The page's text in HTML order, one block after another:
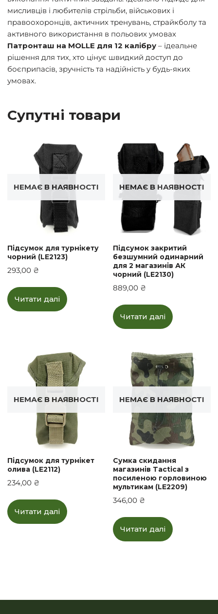
мисливців і любителів стрільби, військових і
правоохоронців, актичних тренувань, страйкболу та
активного використання в польових умовах
Патронташ на MOLLE для 12 калібру – ідеальне
рішення для тих, хто цінує швидкий доступ до
боєприпасів, зручність та надійність у будь-яких
умовах.
Супутні товари
НЕМАЄ В НАЯВНОСТІ
Підсумок для турнікету
чорний (LE2123)
293,00 ₴
Читати далі
НЕМАЄ В НАЯВНОСТІ
Підсумок закритий
безшумний одинарний
для 2 магазинів АК
чорний (LE2130)
889,00 ₴
Читати далі
НЕМАЄ В НАЯВНОСТІ
Підсумок для турнікет
олива (LE2112)
234,00 ₴
Читати далі
НЕМАЄ В НАЯВНОСТІ
Сумка скидання
магазинів Tactical з
посиленою горловиною
мультикам (LE2209)
346,00 ₴
Читати далі